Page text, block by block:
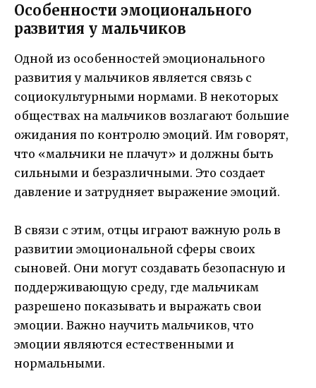
Особенности эмоционального
развития у мальчиков
Одной из особенностей эмоционального
развития у мальчиков является связь с
социокультурными нормами. В некоторых
обществах на мальчиков возлагают большие
ожидания по контролю эмоций. Им говорят,
что «мальчики не плачут» и должны быть
сильными и безразличными. Это создает
давление и затрудняет выражение эмоций.
В связи с этим, отцы играют важную роль в
развитии эмоциональной сферы своих
сыновей. Они могут создавать безопасную и
поддерживающую среду, где мальчикам
разрешено показывать и выражать свои
эмоции. Важно научить мальчиков, что
эмоции являются естественными и
нормальными.